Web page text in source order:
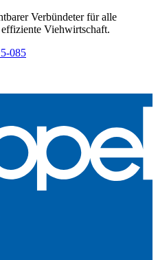
Verbündeter für alle
Viehwirtschaft.
085